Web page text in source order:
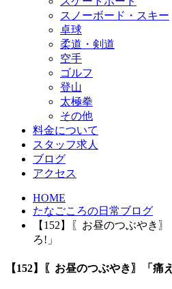
スノーボード・スキー
卓球
柔道・剣道
空手
ゴルフ
登山
太極拳
その他
料金について
スタッフ求人
ブログ
アクセス
HOME
たなごころの日常ブログ
【152】〖お昼のつぶやき
ろ!」
【152】〖お昼のつぶやき〗「痛